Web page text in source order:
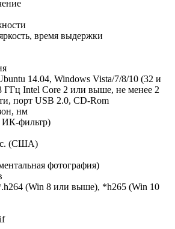
время выдержки
14.04, Windows Vista/7/8/10 (32 и
ГГц Intel Core 2 или выше, не менее 2
порт USB 2.0, CD-Rom
нм
ИК-фильтр)
(США)
фотография)
(Win 8 или выше), *h265 (Win 10